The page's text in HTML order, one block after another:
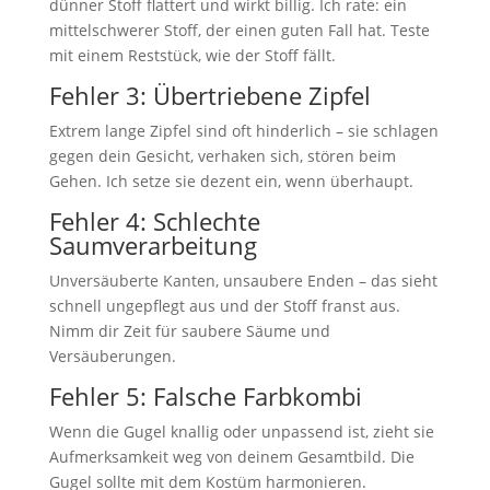
dünner Stoff flattert und wirkt billig. Ich rate: ein
mittelschwerer Stoff, der einen guten Fall hat. Teste
mit einem Reststück, wie der Stoff fällt.
Fehler 3: Übertriebene Zipfel
Extrem lange Zipfel sind oft hinderlich – sie schlagen
gegen dein Gesicht, verhaken sich, stören beim
Gehen. Ich setze sie dezent ein, wenn überhaupt.
Fehler 4: Schlechte
Saumverarbeitung
Unversäuberte Kanten, unsaubere Enden – das sieht
schnell ungepflegt aus und der Stoff franst aus.
Nimm dir Zeit für saubere Säume und
Versäuberungen.
Fehler 5: Falsche Farbkombi
Wenn die Gugel knallig oder unpassend ist, zieht sie
Aufmerksamkeit weg von deinem Gesamtbild. Die
Gugel sollte mit dem Kostüm harmonieren.